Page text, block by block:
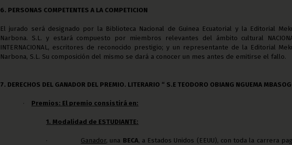
6. PERSONAS COMPETENTES A LA COMPETICION
El jurado será designado por la Biblioteca Nacional de Guinea Ecuatorial y la Editorial
Narbona. S.L. y estará compuesto por miembros relevantes del ámbito cultural
INTERNACIONAL, escritores de reconocido prestigio; y un representante de la Editorial
Narbona, S.L. Su composición del mismo se dará a conocer un mes antes de emitirse el fallo.
7. DERECHOS DEL GANADOR DEL PREMIO. LITERARIO “ S.E TEODORO OBIANG NGUEMA
· Premios: El premio consistirá en:
1. Modalidad de ESTUDIANTE:
· Ganador, una BECA, a Estados Unidos (EEUU), con toda la carrera